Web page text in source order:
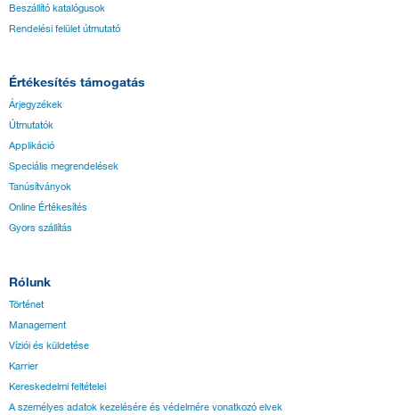
Beszállító katalógusok
Rendelési felület útmutató
Értékesítés támogatás
Árjegyzékek
Útmutatók
Applikáció
Speciális megrendelések
Tanúsítványok
Online Értékesítés
Gyors szállítás
Rólunk
Történet
Management
Víziói és küldetése
Karrier
Kereskedelmi feltételei
A személyes adatok kezelésére és védelmére vonatkozó elvek